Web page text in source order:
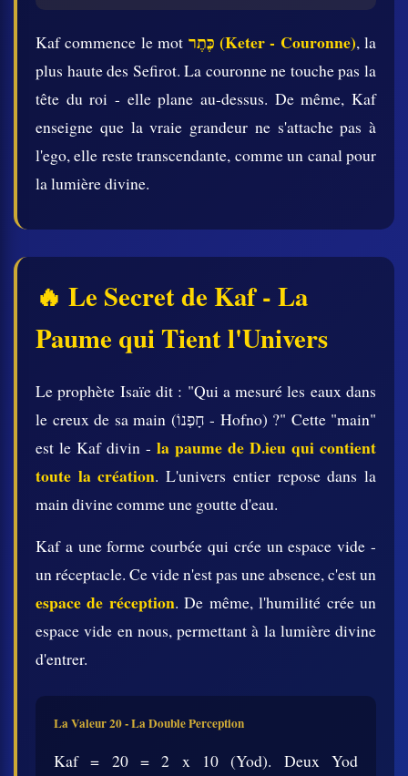
Kaf commence le mot כֶּתֶר (Keter - Couronne), la
plus haute des Sefirot. La couronne ne touche pas la
tête du roi - elle plane au-dessus. De même, Kaf
enseigne que la vraie grandeur ne s'attache pas à
l'ego, elle reste transcendante, comme un canal pour
la lumière divine.
🔥 Le Secret de Kaf - La
Paume qui Tient l'Univers
Le prophète Isaïe dit : "Qui a mesuré les eaux dans
le creux de sa main (חָפְנוֹ - Hofno) ?" Cette "main"
est le Kaf divin - la paume de D.ieu qui contient
toute la création. L'univers entier repose dans la
main divine comme une goutte d'eau.
Kaf a une forme courbée qui crée un espace vide -
un réceptacle. Ce vide n'est pas une absence, c'est un
espace de réception. De même, l'humilité crée un
espace vide en nous, permettant à la lumière divine
d'entrer.
La Valeur 20 - La Double Perception
Kaf = 20 = 2 x 10 (Yod). Deux Yod